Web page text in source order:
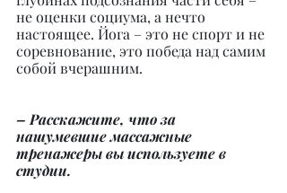
не оценки социума, а нечто
настоящее. Йога – это не спорт и не
соревнование, это победа над самим
собой вчерашним.
– Расскажите, что за
нашумевшие массажные
тренажеры вы используете в
студии.